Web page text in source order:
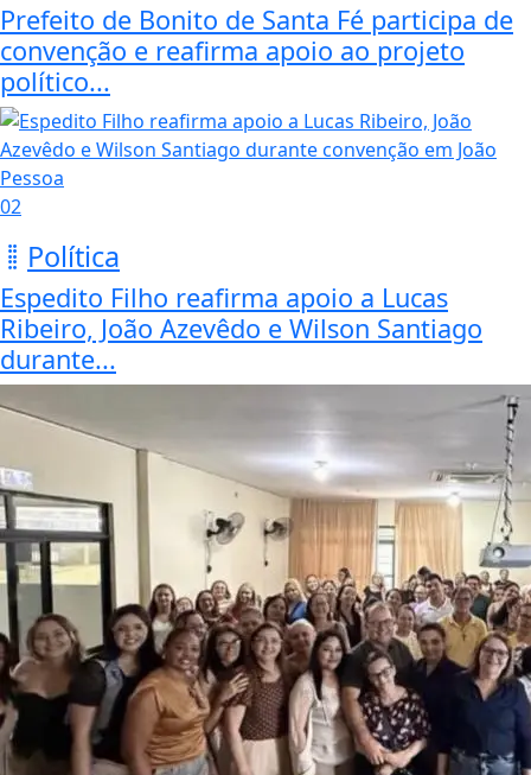
Prefeito de Bonito de Santa Fé participa de
convenção e reafirma apoio ao projeto
político...
02
Política
Espedito Filho reafirma apoio a Lucas
Ribeiro, João Azevêdo e Wilson Santiago
durante...